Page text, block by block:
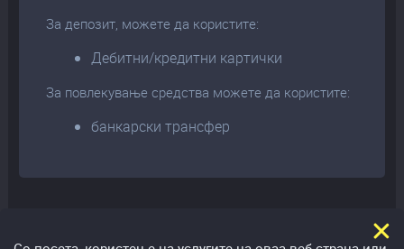
За депозит, можете да користите:
Дебитни/кредитни картички
За повлекување средства можете да користите:
банкарски трансфер
средства?